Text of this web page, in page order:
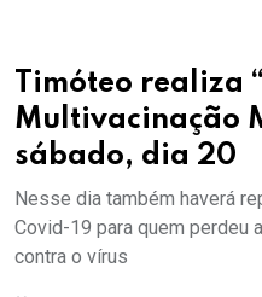
Timóteo realiza
Multivacinação
sábado, dia 20
Nesse dia também haverá
Covid-19 para quem perdeu
contra o vírus